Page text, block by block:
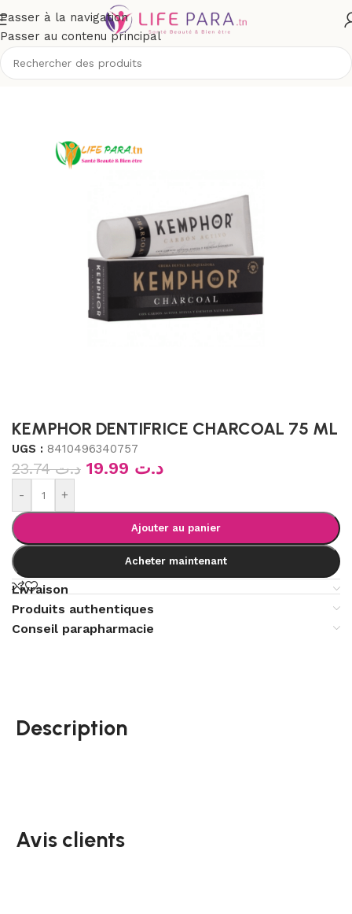
Passer à la navigation
Passer au contenu principal
/Boutique/Hygiène/Soins buccodentaires/Dentifrices
KEMPHOR DENTIFRICE CHARCOAL 75 ML
UGS : 8410496340757
د.ت23.74 د.ت
- +
Ajouter au panier
Acheter maintenant
Livraison
Produits authentiques
Conseil parapharmacie
Description
Avis clients